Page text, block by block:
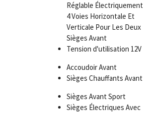
Réglable Électriquement
4 Voies Horizontale Et
Verticale Pour Les Deux
Sièges Avant
Tension d'utilisation 12V
Accoudoir Avant
Sièges Chauffants Avant
Sièges Avant Sport
Sièges Électriques Avec